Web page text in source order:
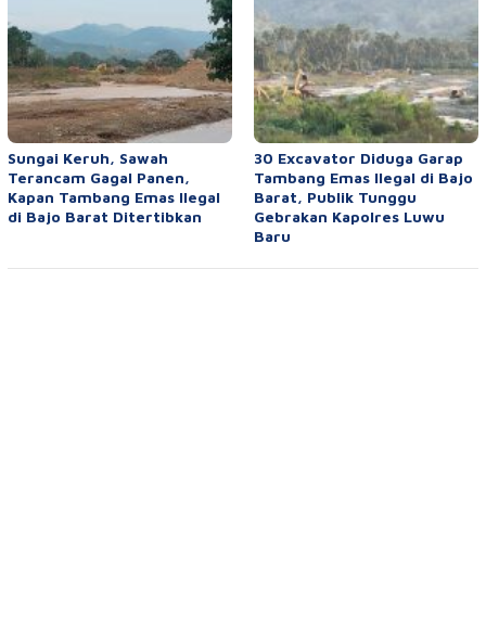
Sungai Keruh, Sawah
Terancam Gagal Panen,
Kapan Tambang Emas Ilegal
di Bajo Barat Ditertibkan
30 Excavator Diduga Garap
Tambang Emas Ilegal di Bajo
Barat, Publik Tunggu
Gebrakan Kapolres Luwu
Baru